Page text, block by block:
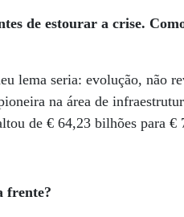
de estourar a crise.
lema seria: evolução, não
na área de
de € 64,23 bilhões para €
frente?